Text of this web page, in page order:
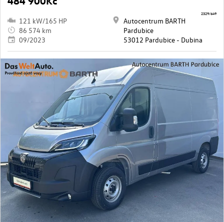
121 kW/165 HP
86 574 km
09/2023
Autocentrum BARTH
Pardubice
53012 Pardubice - Dubina
2329/649